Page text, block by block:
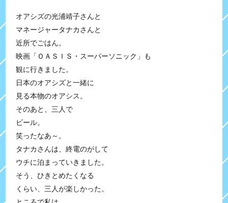
オアシズの光浦靖子さんと
マネージャータナカさんと
近所でごはん。
映画「ＯＡＳＩＳ・スーパーソニック」も
観に行きました。
日本のオアシズと一緒に
見る本物のオアシス。
そのあと、三人で
ビール。
笑ったなあ～。
タナカさんは、終電のがして
ウチに泊まっていきました。
そう、ひきとめたくなる
くらい、三人が楽しかった。